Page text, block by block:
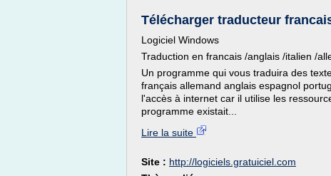
Télécharger traducteur
Logiciel Windows
Traduction en francais /anglais /italien /
Un programme qui vous traduira des
français allemand anglais espagnol
l'accès à internet car il utilise les
programme existait...
Lire la suite
Site : http://logiciels.gratuiciel.com